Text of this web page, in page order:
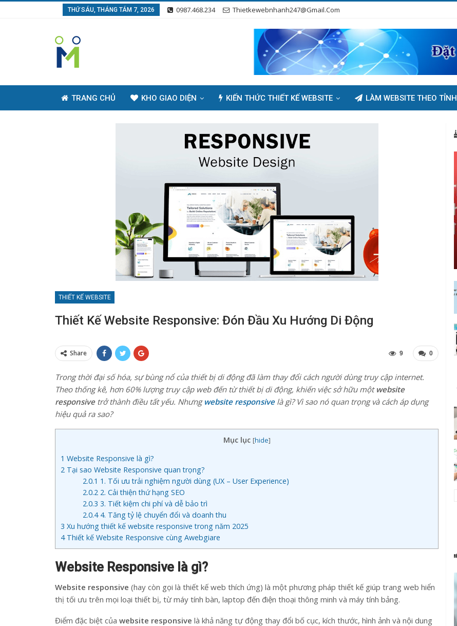
THỨ SÁU, THÁNG TÁM 7, 2026 0987.468.234 Thietkewebnhanh247@gmail.com
TRANG CHỦ KHO GIAO DIỆN KIẾN THỨC THIẾT KẾ WEBSITE LÀM WEBSITE THEO TỈNH
THIẾT KẾ WEBSITE
Thiết Kế Website Responsive: Đón Đầu Xu Hướng Di Động
Share 0
9
Trong thời đại số hóa, sự bùng nổ của thiết bị di động đã làm thay đổi cách người dùng truy cập internet.
Theo thống kê, hơn 60% lượng truy cập web đến từ thiết bị di động, khiến việc sở hữu một website
responsivetrở thành điều tất yếu. Nhưng website responsivelà gì? Vì sao nó quan trọng và cách áp dụng
hiệu quả ra sao?
Mục lục [hide]
1 Website Responsive là gì?
2 Tại sao Website Responsive quan trọng?
2.0.1 1. Tối ưu trải nghiệm người dùng (UX – User Experience)
2.0.22. Cải thiện thứ hạng SEO
2.0.3 3. Tiết kiệm chi phí và dễ bảo trì
2.0.44. Tăng tỷ lệ chuyển đổi và doanh thu
3 Xu hướng thiết kế website responsive trong năm 2025
4Thiết kế Website Responsive cùng Awebgiare
Website Responsive là gì?
Website responsive (hay còn gọi là thiết kế web thích ứng) là một phương pháp thiết kế giúp trang web hiển
thị tối ưu trên mọi loại thiết bị, từ máy tính bàn, laptop đến điện thoại thông minh và máy tính bảng.
Điểm đặc biệt của website responsive là khả năng tự động thay đổi bố cục, kích thước, hình ảnh và nội dung